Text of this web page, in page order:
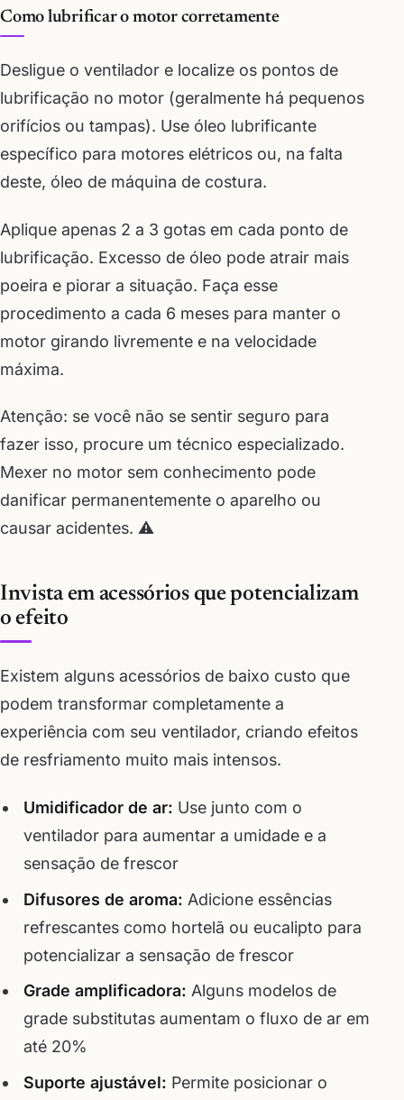
Como lubrificar o motor corretamente
Desligue o ventilador e localize os pontos de
lubrificação no motor (geralmente há pequenos
orifícios ou tampas). Use óleo lubrificante
específico para motores elétricos ou, na falta
deste, óleo de máquina de costura.
Aplique apenas 2 a 3 gotas em cada ponto de
lubrificação. Excesso de óleo pode atrair mais
poeira e piorar a situação. Faça esse
procedimento a cada 6 meses para manter o
motor girando livremente e na velocidade
máxima.
Atenção: se você não se sentir seguro para
fazer isso, procure um técnico especializado.
Mexer no motor sem conhecimento pode
danificar permanentemente o aparelho ou
causar acidentes. ⚠️
Invista em acessórios que potencializam
o efeito
Existem alguns acessórios de baixo custo que
podem transformar completamente a
experiência com seu ventilador, criando efeitos
de resfriamento muito mais intensos.
Umidificador de ar: Use junto com o
ventilador para aumentar a umidade e a
sensação de frescor
Difusores de aroma: Adicione essências
refrescantes como hortelã ou eucalipto para
potencializar a sensação de frescor
Grade amplificadora: Alguns modelos de
grade substitutas aumentam o fluxo de ar em
até 20%
Suporte ajustável: Permite posicionar o